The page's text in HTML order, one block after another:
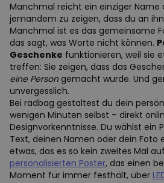
Manchmal reicht ein einziger Name
jemandem zu zeigen, dass du an
Manchmal ist es das gemeinsame
das sagt, was Worte nicht können.
Geschenke funktionieren, weil sie
treffen: Sie zeigen, dass das
eine Persongemacht wurde. Und
unvergesslich.
Bei radbag gestaltest du dein
wenigen Minuten selbst – direkt
Designvorkenntnisse. Du wählst ein
Text, deinen Namen oder dein Foto
etwas, das es so kein zweites Mal
personalisierten Poster, das einen
Moment für immer festhält, über